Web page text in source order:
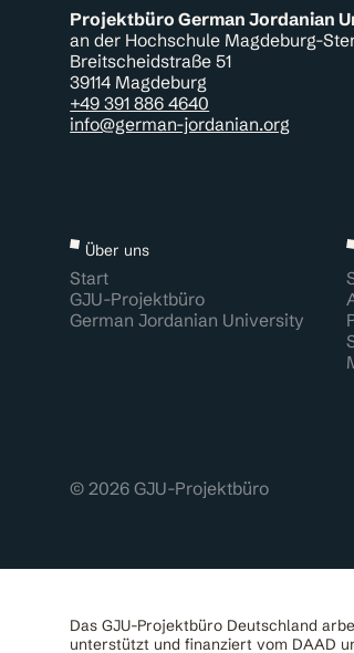
Projektbüro German Jordanian
an der Hochschule Magdeburg-
Breitscheidstraße 51
39114 Magdeburg
+49 391 886 4640
info@german-jordanian.org
Über uns
Start
GJU-Projektbüro
German Jordanian University
© 2026 GJU-Projektbüro
Das GJU-Projektbüro Deutschland
unterstützt und finanziert vom DAAD